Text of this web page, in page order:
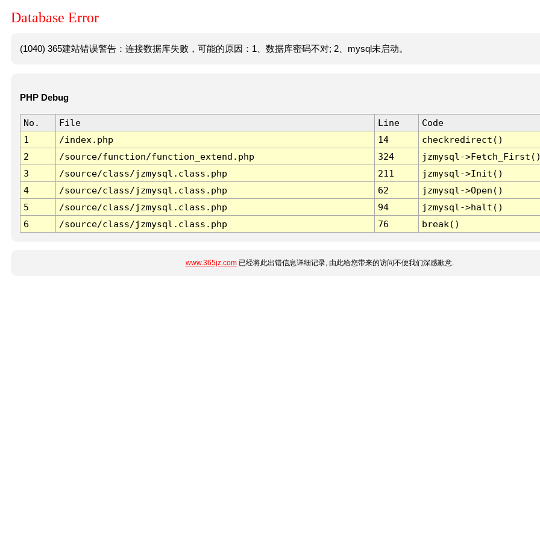
Database Error
(1040) 365建站错误警告：连接数据库失败，可能的原因：1、数据库密码不对; 2、mysql未启动。
PHP Debug
No. File Line
Code
1
/index.php 14
checkredirect()
2
/source/function/function_extend.php 324
jzmysql-
3
/source/class/jzmysql.class.php 211
jzmysql->Init()
4
/source/class/jzmysql.class.php 62
jzmysql->Open()
5
/source/class/jzmysql.class.php 94
jzmysql->halt()
6
/source/class/jzmysql.class.php 76 break()
www.365jz.com已经将此出错信息详细记录, 由此给您带来的访问不便我们深感歉意.